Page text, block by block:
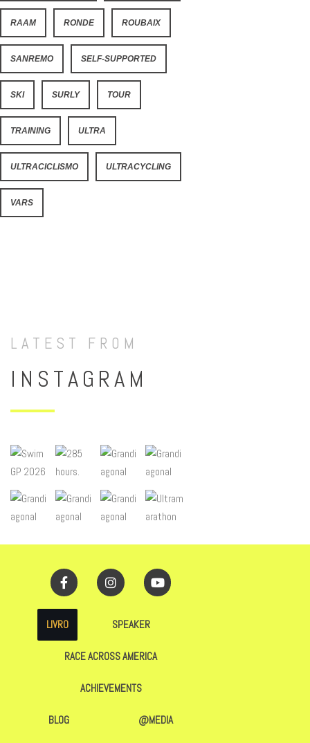
RAAM RONDE ROUBAIX
SANREMO SELF-SUPPORTED
SKI SURLY TOUR
TRAINING ULTRA
ULTRACICLISMO ULTRACYCLING
VARS
LATEST FROM
INSTAGRAM
LIVRO SPEAKER
RACE ACROSS AMERICA
ACHIEVEMENTS
BLOG @MEDIA